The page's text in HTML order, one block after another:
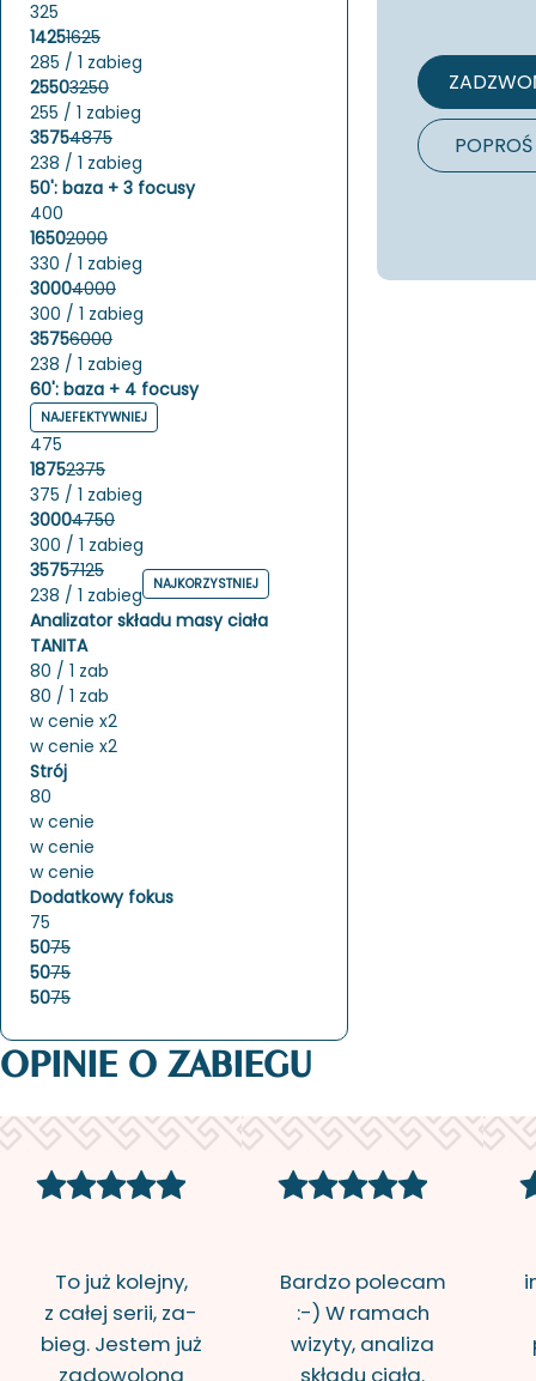
325
14251625
285 / 1 zabieg
25503250
255 / 1 zabieg
35754875
238 / 1 zabieg
50': baza + 3 focusy
400
16502000
330 / 1 zabieg
30004000
300 / 1 zabieg
35756000
238 / 1 zabieg
60': baza + 4 focusy
NAJEFEKTYWNIEJ
475
18752375
375 / 1 zabieg
30004750
300 / 1 zabieg
35757125
238 / 1 zabieg
NAJKORZYSTNIEJ
Analizator składu masy ciała
TANITA
80 / 1 zab
80 / 1 zab
w cenie x2
w cenie x2
Strój
80
w cenie
w cenie
w cenie
Dodatkowy fokus
75
5075
5075
5075
OPINIE O ZABIEGU
To już ko­lej­ny,
z całej serii, za­
bieg. Je­stem już
za­do­wo­lo­na
Bar­dzo po­le­cam
:-) W ra­mach
wi­zy­ty, ana­li­za
skła­du ciała.